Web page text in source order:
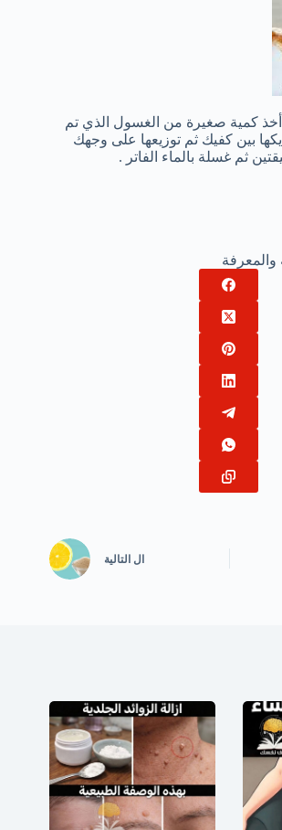
أخذ كمية صغيرة من الغسول الذي تم
بين كفيك ثم توزيعها على وجهك
ثم غسلة بالماء الفاتر .
ال التالية